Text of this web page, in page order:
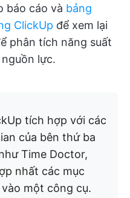
báo cáo và bảng
ClickUp để xem lại
phân tích năng suất
lực.
tích hợp với các
của bên thứ ba
Time Doctor,
nhất các mục
một công cụ.